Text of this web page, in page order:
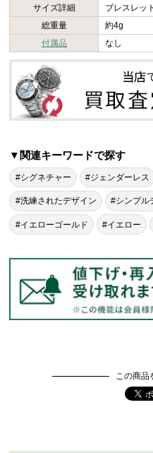
サイズ詳細
ブレスレッ
総重量
約4g
付属品
なし
▼関連キーワードで探す
#シグネチャー #ジェンダーレス
#洗練されたデザイン #シンプル
#イエローゴールド #イエロー
この商品